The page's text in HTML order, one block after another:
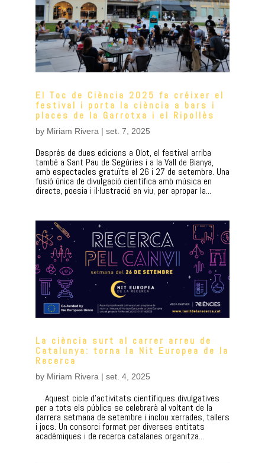
El Toc de Ciència 2025 fa créixer el
festival i porta la ciència a bars i
places de la Garrotxa i el Ripollès
by Miriam Rivera | set. 7, 2025
Després de dues edicions a Olot, el festival arriba
també a Sant Pau de Segúries i a la Vall de Bianya,
amb espectacles gratuïts el 26 i 27 de setembre. Una
fusió única de divulgació científica amb música en
directe, poesia i il·lustració en viu, per apropar la...
La ciència surt al carrer arreu de
Catalunya: torna la Nit Europea de la
Recerca
by Miriam Rivera| set. 4, 2025
Aquest cicle d’activitats científiques divulgatives
per a tots els públics se celebrarà al voltant de la
darrera setmana de setembre i inclou xerrades, tallers
i jocs. Un consorci format per diverses entitats
acadèmiques i de recerca catalanes organitza...